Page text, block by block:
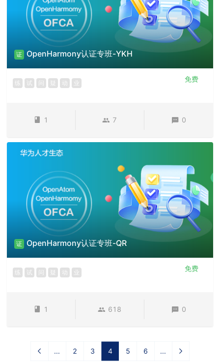
证 OpenHarmony认证专班-YKH
练 试 问 疑 动 业 免费
1 7 0
证 OpenHarmony认证专班-QR
练 试 问 疑 动 业 免费
1 618 0
... 2 3 4 5 6 ...